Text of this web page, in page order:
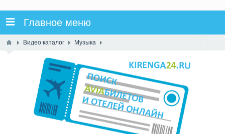
Главное меню
Видео каталог Музыка